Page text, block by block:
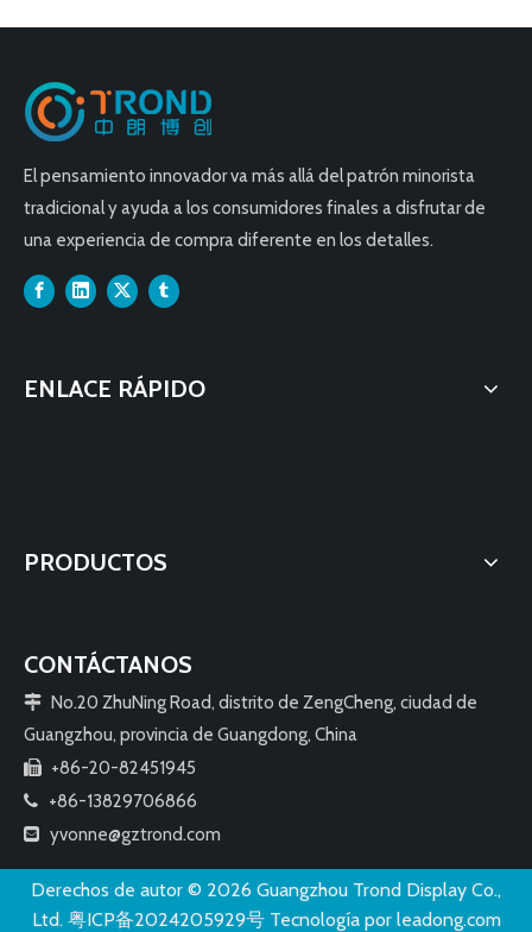
El pensamiento innovador va más allá del patrón minorista
tradicional y ayuda a los consumidores finales a disfrutar de
una experiencia de compra diferente en los detalles.
ENLACE RÁPIDO
PRODUCTOS
CONTÁCTANOS

No.20 ZhuNing Road, distrito de ZengCheng, ciudad de
Guangzhou, provincia de Guangdong, China
 +86-20-82451945
 +86-13829706866
 yvonne@gztrond.com
Derechos de autor ©️ 2026 Guangzhou Trond Display Co.,
Ltd. 粤ICP备2024205929号Tecnología por leadong.com